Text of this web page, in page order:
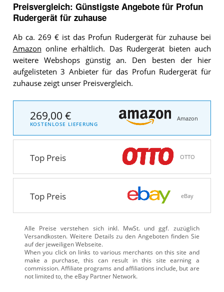
Preisvergleich: Günstigste Angebote für Profun
Rudergerät für zuhause
Ab ca. 269 € ist das Profun Rudergerät für zuhause bei
Amazon online erhältlich. Das Rudergerät bieten auch
weitere Webshops günstig an. Den besten der hier
aufgelisteten 3 Anbieter für das Profun Rudergerät für
zuhause zeigt unser Preisvergleich.
269,00 €
KOSTENLOSE LIEFERUNG
Amazon
Top Preis OTTO
Top Preis eBay
Alle Preise verstehen sich inkl. MwSt. und ggf. zuzüglich
Versandkosten. Weitere Details zu den Angeboten finden Sie
auf der jeweiligen Webseite.